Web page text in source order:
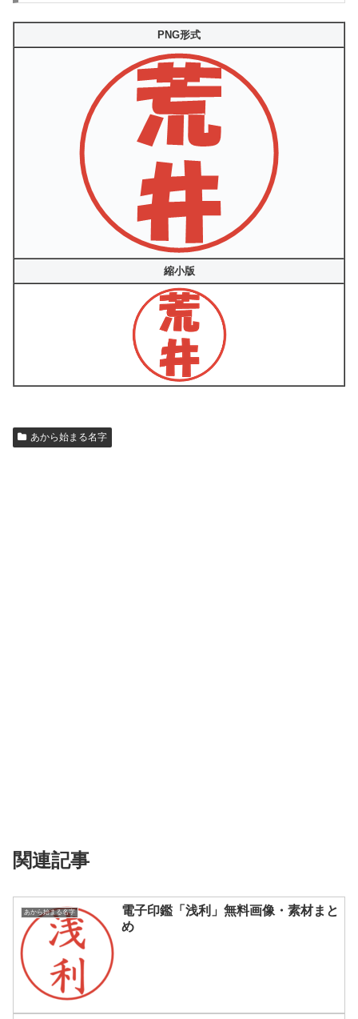
PNG形式
縮小版
あから始まる名字
関連記事
あから始まる名字
電子印鑑「浅利」無料画像・素材まと
め